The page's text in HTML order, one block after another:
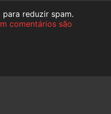
reduzir spam.
comentários são